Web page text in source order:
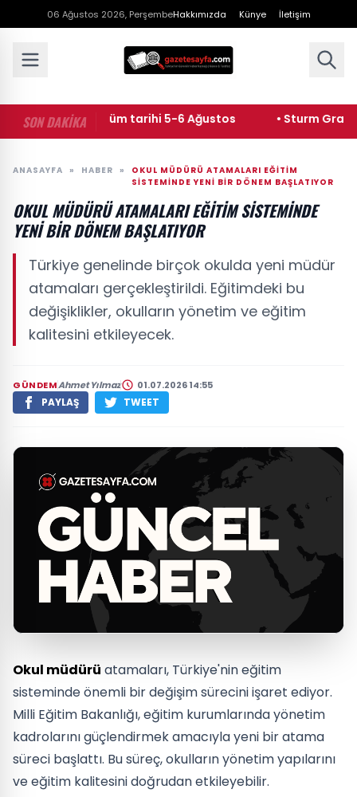
06 Ağustos 2026, PerşembeHakkımızda Künye İletişim
SON DAKİKA
Musun yeni bölüm tarihi 5-6 Ağustos • Sturm Graz -
ANASAYFA » HABER »
OKUL MÜDÜRÜ ATAMALARI EĞITIM
SISTEMINDE YENI BIR DÖNEM BAŞLATIYOR
OKUL MÜDÜRÜ ATAMALARI EĞITIM SISTEMINDE
YENI BIR DÖNEM BAŞLATIYOR
Türkiye genelinde birçok okulda yeni müdür
atamaları gerçekleştirildi. Eğitimdeki bu
değişiklikler, okulların yönetim ve eğitim
kalitesini etkileyecek.
GÜNDEMAhmet Yılmaz 01.07.2026 14:55
PAYLAŞ TWEET
Okul müdürü atamaları, Türkiye'nin eğitim
sisteminde önemli bir değişim sürecini işaret ediyor.
Milli Eğitim Bakanlığı, eğitim kurumlarında yönetim
kadrolarını güçlendirmek amacıyla yeni bir atama
süreci başlattı. Bu süreç, okulların yönetim yapılarını
ve eğitim kalitesini doğrudan etkileyebilir.